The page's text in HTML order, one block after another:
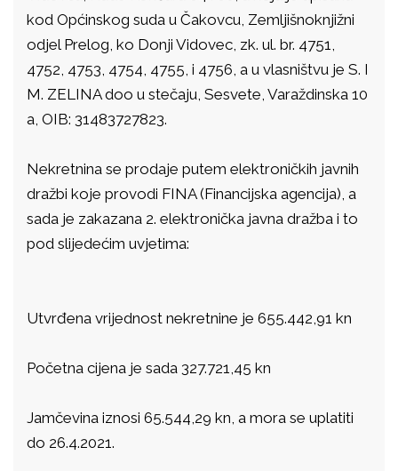
kod Općinskog suda u Čakovcu, Zemljišnoknjižni
odjel Prelog, ko Donji Vidovec, zk. ul. br. 4751,
4752, 4753, 4754, 4755, i 4756, a u vlasništvu je S. I
M. ZELINA doo u stečaju, Sesvete, Varaždinska 10
a, OIB: 31483727823.
Nekretnina se prodaje putem elektroničkih javnih
dražbi koje provodi FINA (Financijska agencija), a
sada je zakazana 2. elektronička javna dražba i to
pod slijedećim uvjetima:
Utvrđena vrijednost nekretnine je 655.442,91 kn
Početna cijena je sada 327.721,45 kn
Jamčevina iznosi 65.544,29 kn, a mora se uplatiti
do 26.4.2021.